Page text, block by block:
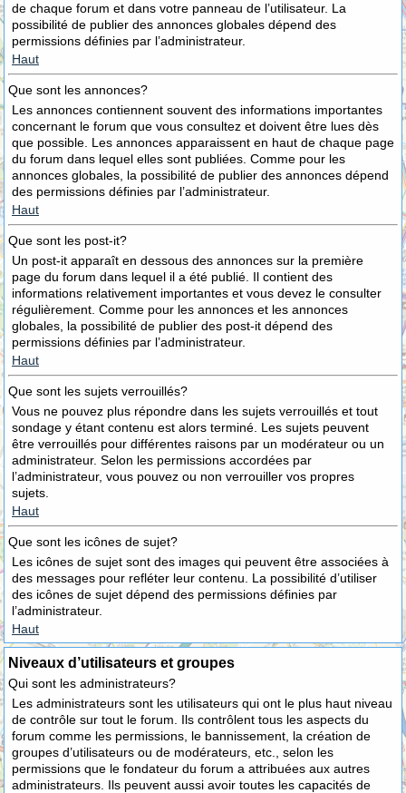
de chaque forum et dans votre panneau de l’utilisateur. La
possibilité de publier des annonces globales dépend des
permissions définies par l’administrateur.
Haut
Que sont les annonces?
Les annonces contiennent souvent des informations importantes
concernant le forum que vous consultez et doivent être lues dès
que possible. Les annonces apparaissent en haut de chaque page
du forum dans lequel elles sont publiées. Comme pour les
annonces globales, la possibilité de publier des annonces dépend
des permissions définies par l’administrateur.
Haut
Que sont les post-it?
Un post-it apparaît en dessous des annonces sur la première
page du forum dans lequel il a été publié. Il contient des
informations relativement importantes et vous devez le consulter
régulièrement. Comme pour les annonces et les annonces
globales, la possibilité de publier des post-it dépend des
permissions définies par l’administrateur.
Haut
Que sont les sujets verrouillés?
Vous ne pouvez plus répondre dans les sujets verrouillés et tout
sondage y étant contenu est alors terminé. Les sujets peuvent
être verrouillés pour différentes raisons par un modérateur ou un
administrateur. Selon les permissions accordées par
l’administrateur, vous pouvez ou non verrouiller vos propres
sujets.
Haut
Que sont les icônes de sujet?
Les icônes de sujet sont des images qui peuvent être associées à
des messages pour refléter leur contenu. La possibilité d’utiliser
des icônes de sujet dépend des permissions définies par
l’administrateur.
Haut
Niveaux d’utilisateurs et groupes
Qui sont les administrateurs?
Les administrateurs sont les utilisateurs qui ont le plus haut niveau
de contrôle sur tout le forum. Ils contrôlent tous les aspects du
forum comme les permissions, le bannissement, la création de
groupes d’utilisateurs ou de modérateurs, etc., selon les
permissions que le fondateur du forum a attribuées aux autres
administrateurs. Ils peuvent aussi avoir toutes les capacités de